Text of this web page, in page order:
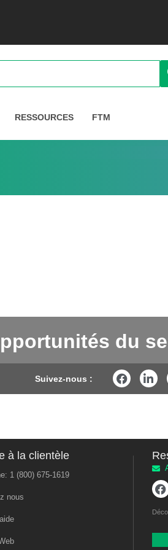
RESSOURCES FTM
du
Suivez-nous :
à la clientèle
1 (800) 675-1619
nous